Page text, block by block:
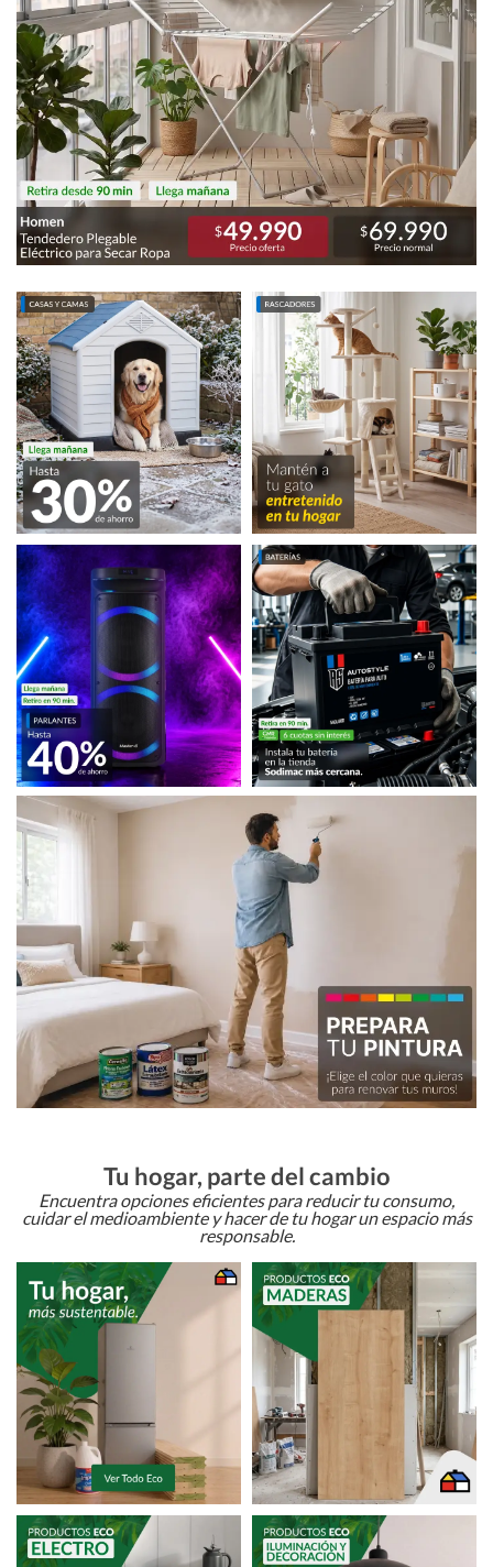
Tu hogar, parte del cambio
Encuentra opciones eficientes para reducir tu consumo,
cuidar el medioambiente y hacer de tu hogar un espacio más
responsable.